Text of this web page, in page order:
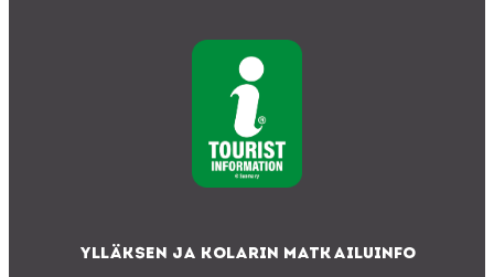
Ylläksen ja Kolarin matkailuinfo